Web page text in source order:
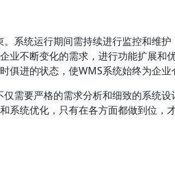
系统运行期间需持续进行监控和维
业不断变化的需求，进行功能扩展和
俱进的状态，使WMS系统始终为企业
需要严格的需求分析和细致的系统
系统优化，只有在各方面都做到位，